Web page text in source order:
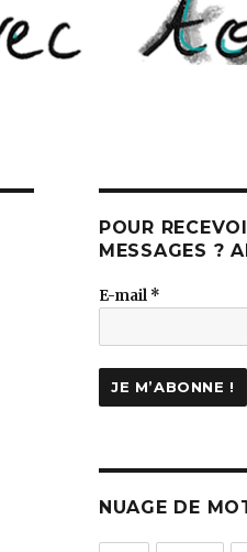
POUR
MESSAGES ?
E-mail *
NUAGE DE